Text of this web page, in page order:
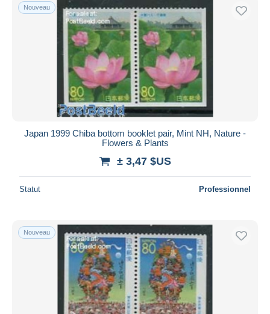
Nouveau
Japan 1999 Chiba bottom booklet pair, Mint NH, Nature -
Flowers & Plants
± 3,47 $US
Statut Professionnel
Nouveau